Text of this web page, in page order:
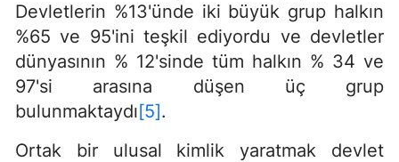
Devletlerin %13'ünde iki büyük grup halkın
%65 ve 95'ini teşkil ediyordu ve devletler
dünyasının % 12'sinde tüm halkın % 34 ve
97'si arasına düşen üç grup
bulunmaktaydı[5].
Ortak bir ulusal kimlik yaratmak devlet